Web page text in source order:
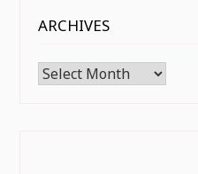
ARCHIVES
Archives